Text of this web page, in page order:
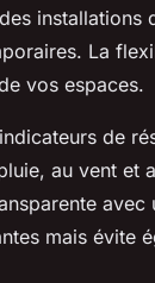
installations
La
vos espaces.
de
au vent et
mais évite